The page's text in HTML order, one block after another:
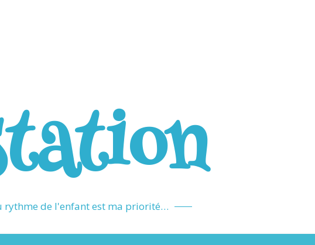
rythme de l'enfant est ma priorité…